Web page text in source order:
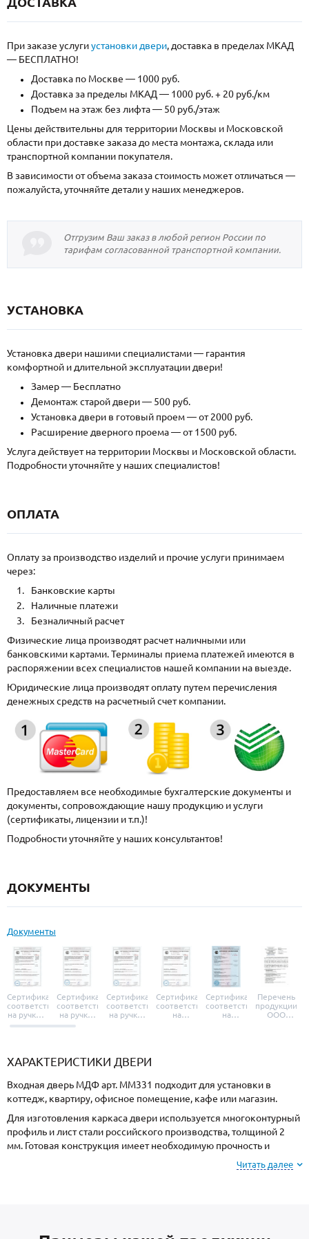
При заказе услугиустановки двери, доставка в пределах МКАД
— БЕСПЛАТНО!
Доставка по Москве — 1000 руб.
Доставка за пределы МКАД — 1000 руб. + 20 руб./км
Подъем на этаж без лифта — 50 руб./этаж
Цены действительны для территории Москвы и Московской
области при доставке заказа до места монтажа, склада или
транспортной компании покупателя.
В зависимости от объема заказа стоимость может отличаться —
пожалуйста, уточняйте детали у наших менеджеров.
Отгрузим Ваш заказ в любой регион России по
тарифам согласованной транспортной компании.
УСТАНОВКА
Установка двери нашими специалистами — гарантия
комфортной и длительной эксплуатации двери!
Замер — Бесплатно
Демонтаж старой двери — 500 руб.
Установка двери в готовый проем — от 2000 руб.
Расширение дверного проема — от 1500 руб.
Услуга действует на территории Москвы и Московской области.
Подробности уточняйте у наших специалистов!
ОПЛАТА
Оплату за производство изделий и прочие услуги принимаем
через:
Банковские карты
Наличные платежи
Безналичный расчет
Физические лица производят расчет наличными или
банковскими картами. Терминалы приема платежей имеются в
распоряжении всех специалистов нашей компании на выезде.
Юридические лица производят оплату путем перечисления
денежных средств на расчетный счет компании.
Предоставляем все необходимые бухгалтерские документы и
документы, сопровождающие нашу продукцию и услуги
(сертификаты, лицензии и т.п.)!
Подробности уточняйте у наших консультантов!
ДОКУМЕНТЫ
Документы
Сертификат
соответствия
на ручки и
броненакладки
Сертификат
соответствия
на ручки-
защелки
Сертификат
соответствия
на ручки-
Сертификат
соответствия
на
Сертификат
соответствия
на
Перечень
продукции
ООО
ХАРАКТЕРИСТИКИ ДВЕРИ
Входная дверь МДФ арт. ММ331 подходит для установки в
коттедж, квартиру, офисное помещение, кафе или магазин.
Для изготовления каркаса двери используется многоконтурный
профиль и лист стали российского производства, толщиной 2
мм. Готовая конструкция имеет необходимую прочность и
Читать далее